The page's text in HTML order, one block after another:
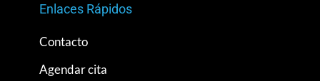
Enlaces Rápidos
Contacto
Agendar cita